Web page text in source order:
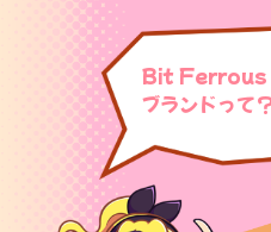
Bit Ferrous（
ブランドって